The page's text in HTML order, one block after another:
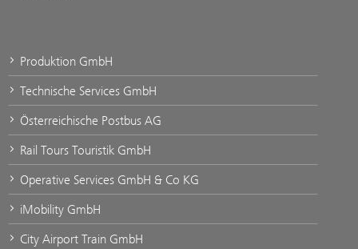
Produktion GmbH
Technische Services GmbH
Österreichische Postbus AG
Rail Tours Touristik GmbH
Operative Services GmbH & Co KG
iMobility GmbH
City Airport Train GmbH